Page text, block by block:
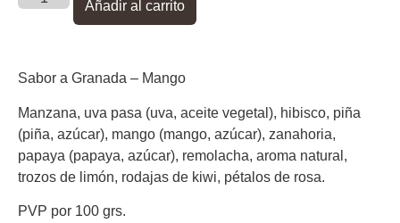
Añadir al carrito
Sabor a Granada – Mango
Manzana, uva pasa (uva, aceite vegetal), hibisco, piña
(piña, azúcar), mango (mango, azúcar), zanahoria,
papaya (papaya, azúcar), remolacha, aroma natural,
trozos de limón, rodajas de kiwi, pétalos de rosa.
PVP por 100 grs.